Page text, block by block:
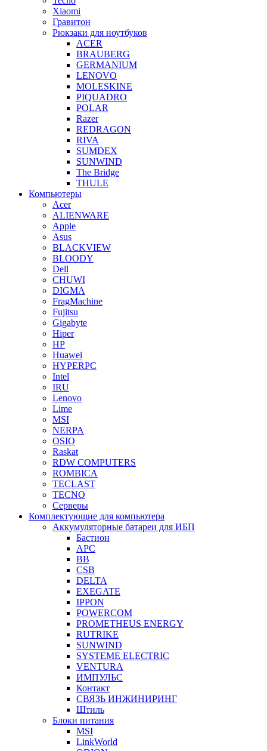
Xiaomi
Гравитон
Рюкзаки для ноутбуков
ACER
BRAUBERG
GERMANIUM
LENOVO
MOLESKINE
PIQUADRO
POLAR
Razer
REDRAGON
RIVA
SUMDEX
SUNWIND
The Bridge
THULE
Компьютеры
Acer
ALIENWARE
Apple
Asus
BLACKVIEW
BLOODY
Dell
CHUWI
DIGMA
FragMachine
Fujitsu
Gigabyte
Hiper
HP
Huawei
HYPERPC
Intel
IRU
Lenovo
Lime
MSI
NERPA
OSIO
Raskat
RDW COMPUTERS
ROMBICA
TECLAST
TECNO
Серверы
Комплектующие для компьютера
Аккумуляторные батареи для ИБП
Бастион
APC
BB
CSB
DELTA
EXEGATE
IPPON
POWERCOM
PROMETHEUS ENERGY
RUTRIKE
SUNWIND
SYSTEME ELECTRIC
VENTURA
ИМПУЛЬС
Контакт
СВЯЗЬ ИНЖИНИРИНГ
Штиль
Блоки питания
MSI
LinkWorld